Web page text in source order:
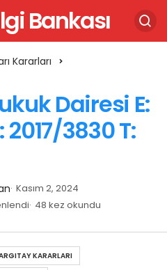
Bankası
Kararları
Dairesi E:
2017/3830 T:
Kasım 2, 2024
48 kez okundu
KARARLARI